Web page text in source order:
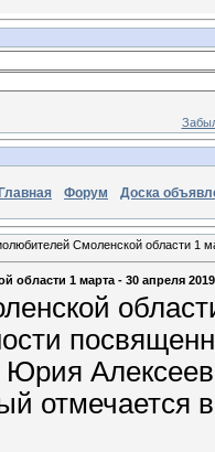
Форум Доска
Смоленской области 1
области 1 марта - 30 апреля 2019
отмечается